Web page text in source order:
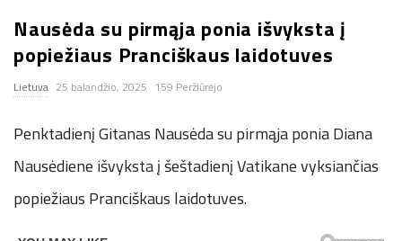
n
.
n
e
t
Nausėda su pirmąja ponia išvyksta į
popiežiaus Pranciškaus laidotuves
Lietuva 25 balandžio, 2025 159 Peržiūrėjo
Penktadienį Gitanas Nausėda su pirmąja ponia Diana
Nausėdiene išvyksta į šeštadienį Vatikane vyksiančias
popiežiaus Pranciškaus laidotuves.